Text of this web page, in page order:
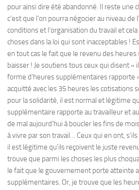
pour ainsi dire été abandonné. Il reste une
c’est que l’on pourra négocier au niveau de
conditions et l’organisation du travail et
choses dans la loi qui sont inacceptables !
en tout cas le fait que le revenu des
baisser ! Je soutiens tous ceux qui disent «
forme d’heures supplémentaires rapporte
acquitté avec les 35 heures les cotisations
pour la solidarité, il est normal et légitime
supplémentaire rapporte au travailleur et
de mal aujourd’hui à boucler les fins de
à vivre par son travail… Ceux qui en ont,
il est légitime qu’ils reçoivent le juste
trouve que parmi les choses les plus
le fait que le gouvernement porte atteinte
supplémentaires. Or, je trouve que les